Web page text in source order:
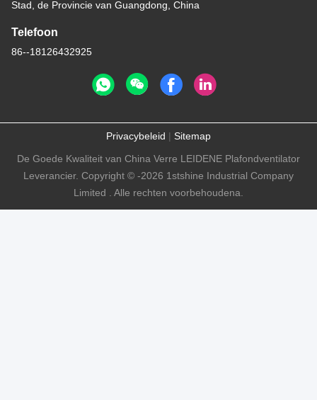
Stad, de Provincie van Guangdong, China
Telefoon
86--18126432925
Privacybeleid | Sitemap
De Goede Kwaliteit van China Verre LEIDENE Plafondventilator
Leverancier. Copyright © -2026 1stshine Industrial Company
Limited . Alle rechten voorbehoudena.